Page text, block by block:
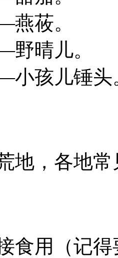
莜。
晴儿。
孩儿锤头
地，各地
食用（记